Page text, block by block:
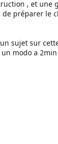
, et une
préparer le
sujet sur
modo a